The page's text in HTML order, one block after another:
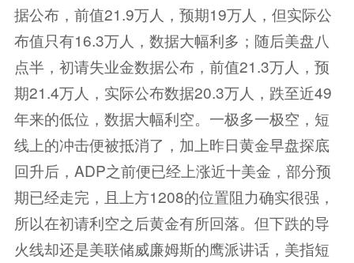
据公布，前值21.9万人，预期19万人，但实际公
布值只有16.3万人，数据大幅利多；随后美盘八
点半，初请失业金数据公布，前值21.3万人，预
期21.4万人，实际公布数据20.3万人，跌至近49
年来的低位，数据大幅利空。一极多一极空，短
线上的冲击便被抵消了，加上昨日黄金早盘探底
回升后，ADP之前便已经上涨近十美金，部分预
期已经走完，且上方1208的位置阻力确实很强，
所以在初请利空之后黄金有所回落。但下跌的导
火线却还是美联储威廉姆斯的鹰派讲话，美指短